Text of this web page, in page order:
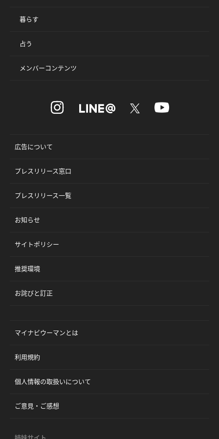
暮らす
占う
メンバーコンテンツ
広告について
プレスリリース窓口
プレスリリース一覧
お知らせ
サイトポリシー
推奨環境
お詫びと訂正
マイナビウーマンとは
利用規約
個人情報の取扱いについて
ご意見・ご感想